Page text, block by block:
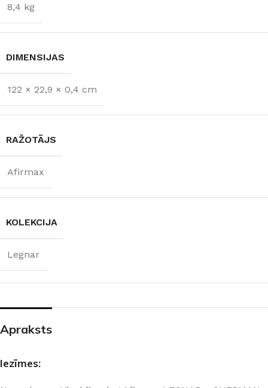
8,4 kg
DIMENSIJAS
122 × 22,9 × 0,4 cm
RAŽOTĀJS
Afirmax
KOLEKCIJA
Legnar
Apraksts
Iezīmes: